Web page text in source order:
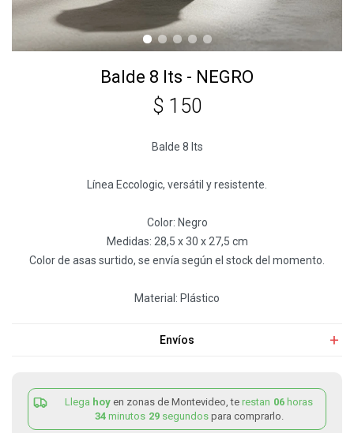
Balde 8 lts - NEGRO
$ 150
Balde 8 lts
Línea Eccologic, versátil y resistente.
Color: Negro
Medidas: 28,5 x 30 x 27,5 cm
Color de asas surtido, se envía según el stock del momento.
Material: Plástico
Envíos
Llega hoy en zonas de Montevideo, te restan 06 horas
34 minutos 29 segundos para comprarlo.